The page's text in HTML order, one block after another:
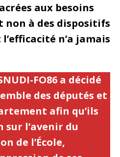
aux besoins
non à des dispositifs
n’a jamais
FO86 a décidé
des députés et
afin qu’ils
l’avenir du
de l’École,